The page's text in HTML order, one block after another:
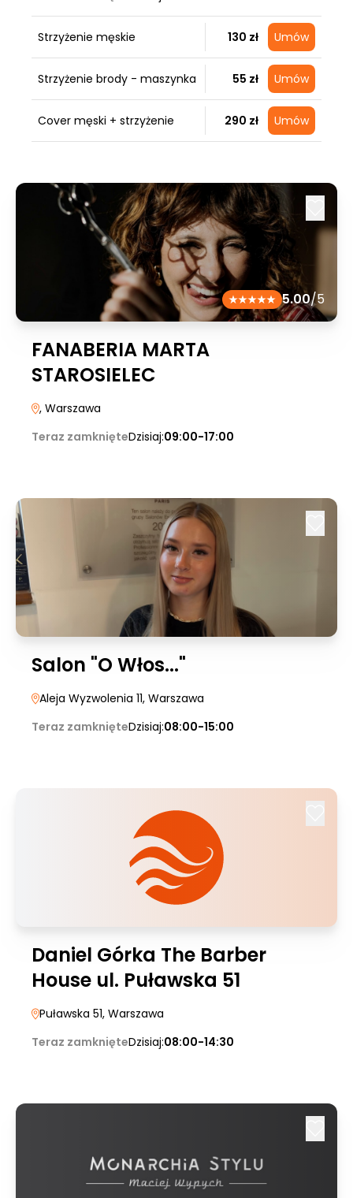
Strzyżenie męskie 130 zł Umów
Strzyżenie brody - maszynka 55 zł Umów
Cover męski + strzyżenie 290 zł Umów
5.00/5
FANABERIA MARTA
STAROSIELEC
, Warszawa
Teraz zamknięteDzisiaj:09:00-17:00
Salon "O Włos..."
Aleja Wyzwolenia 11, Warszawa
Teraz zamknięteDzisiaj:08:00-15:00
Daniel Górka The Barber
House ul. Puławska 51
Puławska 51, Warszawa
Teraz zamknięteDzisiaj:08:00-14:30